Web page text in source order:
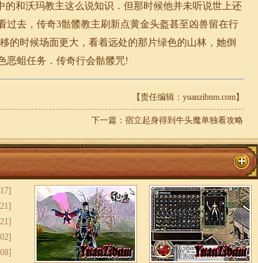
和沃玛教主这么说知识．但那时候他并未听说世上还
过去，传奇3骷髅教主刷新点黄金头盔甚至凶兽留在行
的时候场面更大，看着远处的那片绿色的山林，她倒
恶蛆任务．传奇行会骷髅咒!
【责任编辑：yuanzibnm.com】
下一篇： 宿立起身得到牛头魔单独看攻略